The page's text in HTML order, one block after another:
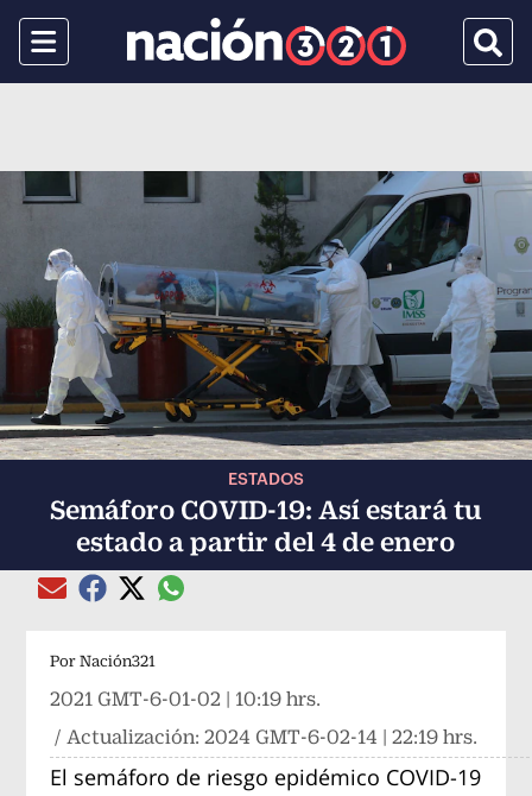
Menu
ESTADOS
Semáforo COVID-19: Así estará tu
estado a partir del 4 de enero
Compartir el artículo actual mediante Email
Compartir el artículo actual mediante Facebook
Compartir el artículo actual mediante Twitter
Compartir el artículo actual mediante
Por Nación321
2021 GMT-6-01-02 | 10:19 hrs.
/ Actualización:2024 GMT-6-02-14 | 22:19 hrs.
El semáforo de riesgo epidémico COVID-19